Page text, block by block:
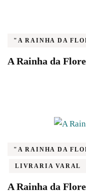
"A RAINHA DA
A Rainha da
"A RAINHA DA
LIVRARIA VARAL
A Rainha da